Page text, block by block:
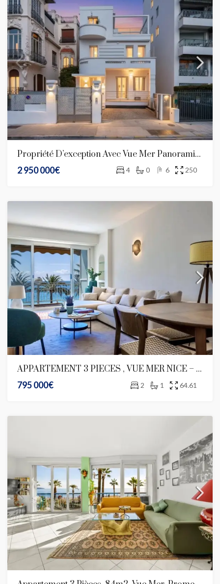
Propriété D’exception Avec Vue Mer Panoramique – Promenade Des Anglais
2 950 000€
4 0 6 250
APPARTEMENT 3 PIECES , VUE MER NICE – PROMENADE DES ANGLAIS
795 000€
2 1 64.61